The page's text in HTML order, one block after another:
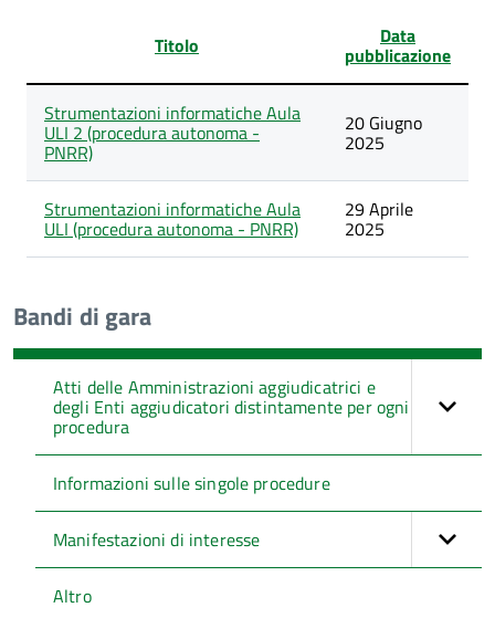
degli
articoli
nella
categoria
PNRR
Titolo Data
pubblicazione
Strumentazioni informatiche Aula
ULI 2 (procedura autonoma -
PNRR)
20 Giugno
2025
Strumentazioni informatiche Aula
ULI (procedura autonoma - PNRR)
29 Aprile
2025
Bandi di gara
Atti delle Amministrazioni aggiudicatrici e
degli Enti aggiudicatori distintamente per ogni
procedura
Informazioni sulle singole procedure
Manifestazioni di interesse
Altro